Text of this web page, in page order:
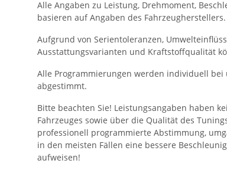
Alle Angaben zu Leistung, Drehmoment,
basieren auf Angaben des Fahrzeugherstellers.
Aufgrund von Serientoleranzen,
Ausstattungsvarianten und Kraftstoffqualität
Alle Programmierungen werden individuell bei
abgestimmt.
Bitte beachten Sie! Leistungsangaben haben
Fahrzeuges sowie über die Qualität des
professionell programmierte Abstimmung,
in den meisten Fällen eine bessere
aufweisen!